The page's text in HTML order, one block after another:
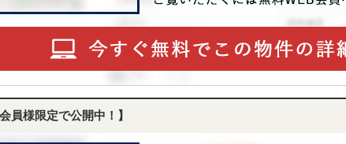
員様限定で公開中！】